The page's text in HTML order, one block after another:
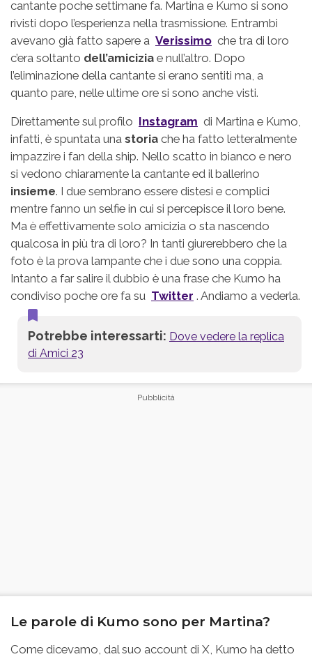
cantante poche settimane fa. Martina e Kumo si sono
rivisti dopo l’esperienza nella trasmissione. Entrambi
avevano già fatto sapere a Verissimo che tra di loro
c’era soltanto dell’amicizia e null’altro. Dopo
l’eliminazione della cantante si erano sentiti ma, a
quanto pare, nelle ultime ore si sono anche visti.
Direttamente sul profilo Instagram di Martina e Kumo,
infatti, è spuntata una storia che ha fatto letteralmente
impazzire i fan della ship. Nello scatto in bianco e nero
si vedono chiaramente la cantante ed il ballerino
insieme. I due sembrano essere distesi e complici
mentre fanno un selfie in cui si percepisce il loro bene.
Ma è effettivamente solo amicizia o sta nascendo
qualcosa in più tra di loro? In tanti giurerebbero che la
foto è la prova lampante che i due sono una coppia.
Intanto a far salire il dubbio è una frase che Kumo ha
condiviso poche ore fa su Twitter . Andiamo a vederla.
Potrebbe interessarti: Dove vedere la replica
di Amici 23
Le parole di Kumo sono per Martina?
Come dicevamo, dal suo account di X, Kumo ha detto